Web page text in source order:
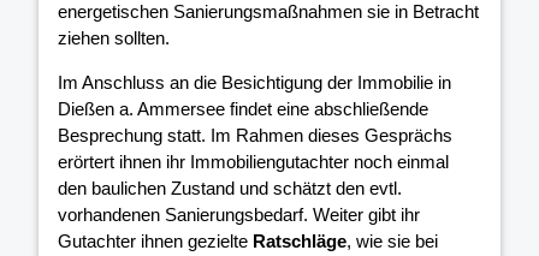
energetischen Sanierungsmaßnahmen sie in Betracht
ziehen sollten.
Im Anschluss an die Besichtigung der Immobilie in
Dießen a. Ammersee findet eine abschließende
Besprechung statt. Im Rahmen dieses Gesprächs
erörtert ihnen ihr Immobiliengutachter noch einmal
den baulichen Zustand und schätzt den evtl.
vorhandenen Sanierungsbedarf. Weiter gibt ihr
Gutachter ihnen gezielte Ratschläge, wie sie bei